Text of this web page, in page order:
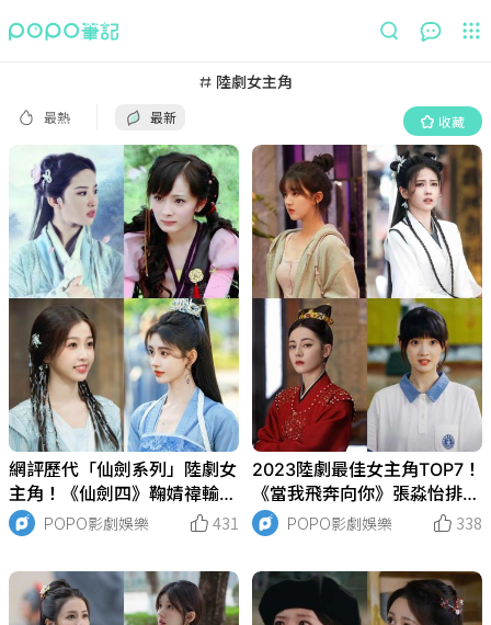
陸劇女主角
最熱 最新 收藏
收藏
網評歷代「仙劍系列」陸劇女
主角！《仙劍四》鞠婧禕輸
《仙劍六》虞書欣，網友公認
「她」最不適合！
POPO影劇娛樂 431
2023陸劇最佳女主角TOP7！
《當我飛奔向你》張淼怡排第
5，趙露思第三，第一名打敗
白鹿奪下冠軍！
POPO影劇娛樂 338